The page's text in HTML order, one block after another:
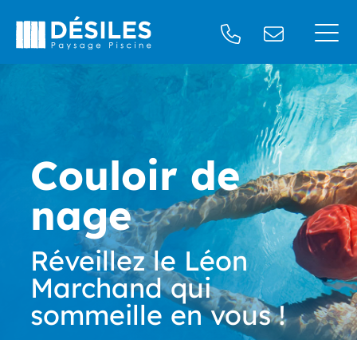
Couloir de
nage
Réveillez le Léon
Marchand qui
sommeille en vous !